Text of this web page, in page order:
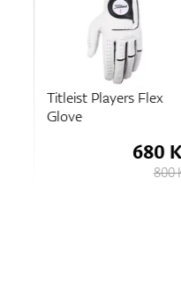
Titleist Players Flex
Glove
680 Kč
800 Kč